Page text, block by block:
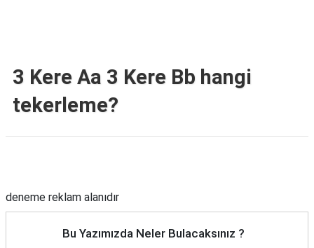
3 Kere Aa 3 Kere Bb hangi
tekerleme?
deneme reklam alanıdır
Bu Yazımızda Neler Bulacaksınız ?